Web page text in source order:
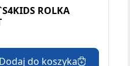
ROLKA
Dodaj do koszyka